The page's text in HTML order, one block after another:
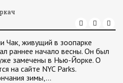
Чак, живущий в зоопарке
раннее начало весны. Он был
замечены в Нью-Йорке. О
на сайте NYC Parks.
зимы,…